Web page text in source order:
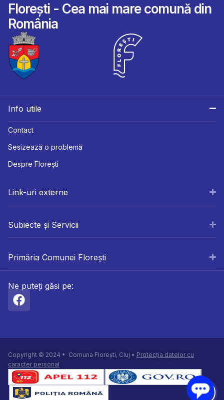
Florești - Cea mai mare comună din
România
Info utile
Contact
Sesizează o problemă
Despre Florești
Link-uri externe
Subiecte și Servicii
Primăria Comunei Florești
Ne puteți găsi pe:
Copyright © 2024 • Comuna Florești, Cluj • Protecția datelor cu
caracter personal